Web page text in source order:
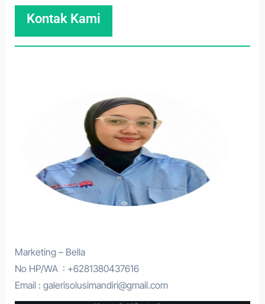
Kontak Kami
Marketing – Bella
No HP/WA : +6281380437616
Email : galerisolusimandiri@gmail.com